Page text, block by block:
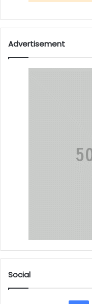
Advertisement
Social